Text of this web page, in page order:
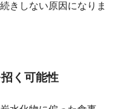
きしない原因になりま
く可能性